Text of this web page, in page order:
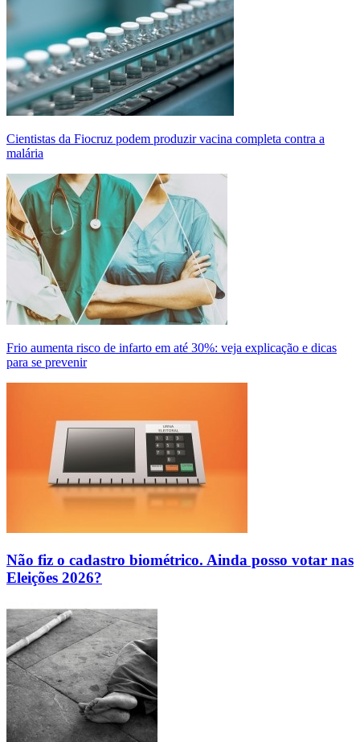
Cientistas da Fiocruz podem produzir vacina completa contra a
malária
Frio aumenta risco de infarto em até 30%: veja explicação e dicas
para se prevenir
Não fiz o cadastro biométrico. Ainda posso votar nas
Eleições 2026?